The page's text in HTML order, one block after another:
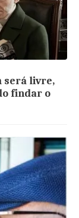
será livre,
findar o